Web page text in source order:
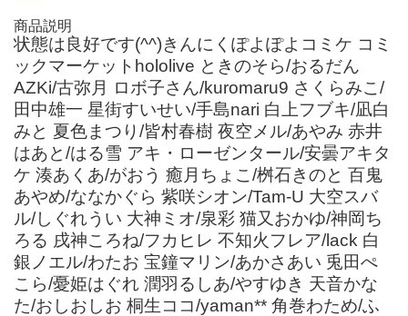
商品説明
状態は良好です(^^)きんにくぽよぽよコミケ コミ
ックマーケットhololive ときのそら/おるだん
AZKi/古弥月 ロボ子さん/kuromaru9 さくらみこ/
田中雄一 星街すいせい/手島nari 白上フブキ/凪白
みと 夏色まつり/皆村春樹 夜空メル/あやみ 赤井
はあと/はる雪 アキ・ローゼンタール/安曇アキタ
ケ 湊あくあ/がおう 癒月ちょこ/桝石きのと 百鬼
あやめ/ななかぐら 紫咲シオン/Tam-U 大空スバ
ル/しぐれうい 大神ミオ/泉彩 猫又おかゆ/神岡ち
ろる 戌神ころね/フカヒレ 不知火フレア/lack 白
銀ノエル/わたお 宝鐘マリン/あかさあい 兎田ぺ
こら/憂姫はぐれ 潤羽るしあ/やすゆき 天音かな
た/おしおしお 桐生ココ/yaman** 角巻わため/ふ